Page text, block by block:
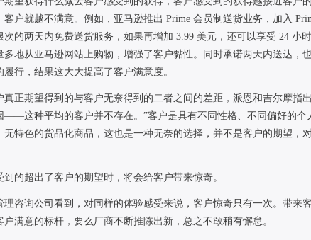
客户就越不满意。例如，亚马逊推出 Prime 会员制送货业务，加入
次的两天内免费送货服务，如果再增加 3.99 美元，还可以享受 24 小
多地从亚马逊网站上购物，增强了客户黏性。同时承诺两天内送达，
行，结果这大大提高了客户满意度。
真正期望得到的与客户无奈得到的二者之间的差距，派恩和吉尔摩指
——这种平均的客户并不存在。”客户是具有不同性格、不同偏好的个
无特色的货品化商品，这也是一种无奈的选择，并不是客户的期望，
到的超出了客户的期望时，将会给客户带来惊奇。
理咨询公司看到，对同样的体验感受来说，客户惊奇只有一次。带来
满意的标杆，要么厂商不断推陈出新，总之不敢稍有懈怠。